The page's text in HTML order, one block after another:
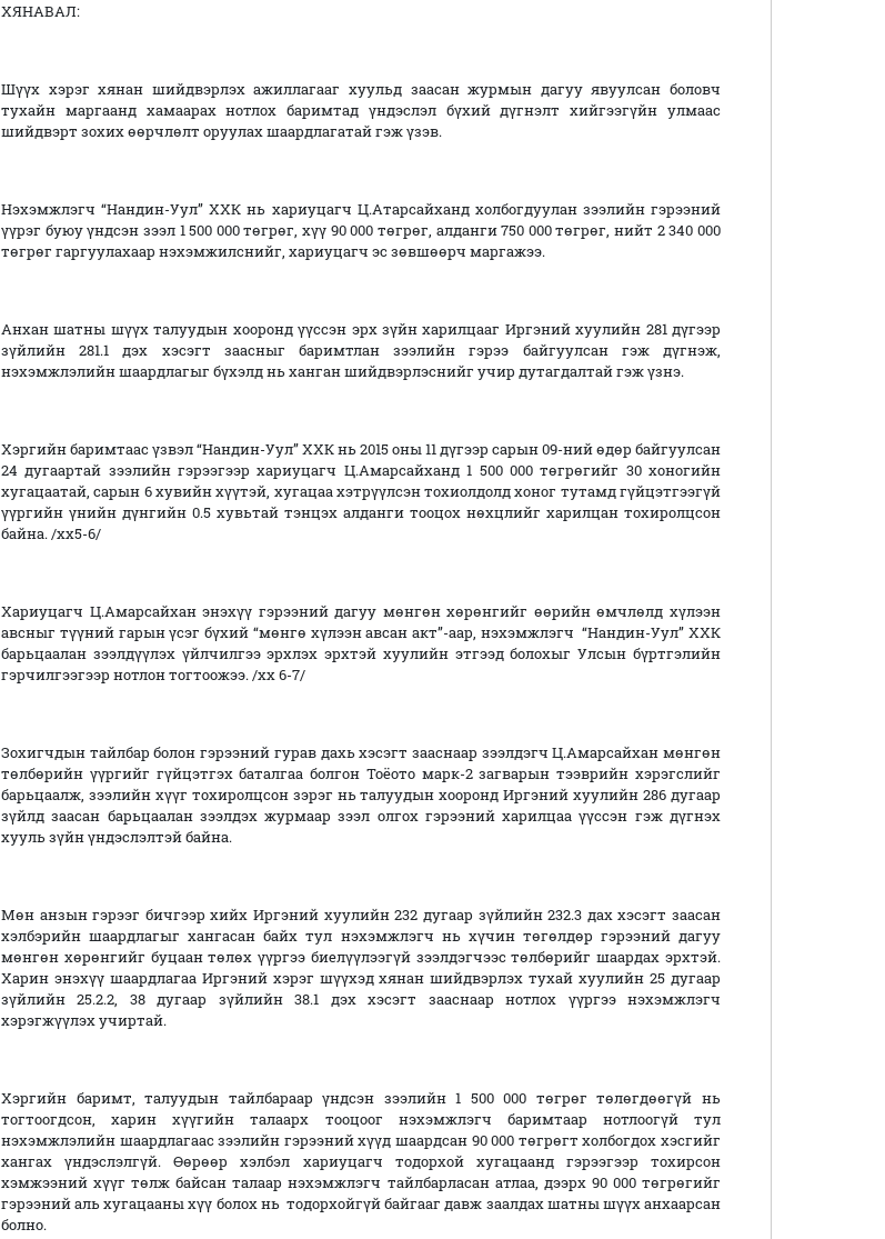
ХЯНАВАЛ:
Шүүх хэрэг хянан шийдвэрлэх ажиллагааг хуульд заасан журмын дагуу явуулсан боловч
тухайн маргаанд хамаарах нотлох баримтад үндэслэл бүхий дүгнэлт хийгээгүйн улмаас
шийдвэрт зохих өөрчлөлт оруулах шаардлагатай гэж үзэв.
Нэхэмжлэгч “Нандин-Уул” ХХК нь хариуцагч Ц.Атарсайханд холбогдуулан зээлийн гэрээний
үүрэг буюу үндсэн зээл 1 500 000 төгрөг, хүү 90 000 төгрөг, алданги 750 000 төгрөг, нийт 2 340 000
төгрөг гаргуулахаар нэхэмжилснийг, хариуцагч эс зөвшөөрч маргажээ.
Анхан шатны шүүх талуудын хооронд үүссэн эрх зүйн харилцааг Иргэний хуулийн 281 дүгээр
зүйлийн 281.1 дэх хэсэгт заасныг баримтлан зээлийн гэрээ байгуулсан гэж дүгнэж,
нэхэмжлэлийн шаардлагыг бүхэлд нь ханган шийдвэрлэснийг учир дутагдалтай гэж үзнэ.
Хэргийн баримтаас үзвэл “Нандин-Уул” ХХК нь 2015 оны 11 дүгээр сарын 09-ний өдөр байгуулсан
24 дугаартай зээлийн гэрээгээр хариуцагч Ц.Амарсайханд 1 500 000 төгрөгийг 30 хоногийн
хугацаатай, сарын 6 хувийн хүүтэй, хугацаа хэтрүүлсэн тохиолдолд хоног тутамд гүйцэтгээгүй
үүргийн үнийн дүнгийн 0.5 хувьтай тэнцэх алданги тооцох нөхцлийг харилцан тохиролцсон
байна. /хх5-6/
Хариуцагч Ц.Амарсайхан энэхүү гэрээний дагуу мөнгөн хөрөнгийг өөрийн өмчлөлд хүлээн
авсныг түүний гарын үсэг бүхий “мөнгө хүлээн авсан акт”-аар, нэхэмжлэгч “Нандин-Уул” ХХК
барьцаалан зээлдүүлэх үйлчилгээ эрхлэх эрхтэй хуулийн этгээд болохыг Улсын бүртгэлийн
гэрчилгээгээр нотлон тогтоожээ. /хх 6-7/
Зохигчдын тайлбар болон гэрээний гурав дахь хэсэгт зааснаар зээлдэгч Ц.Амарсайхан мөнгөн
төлбөрийн үүргийг гүйцэтгэх баталгаа болгон Тоёото марк-2 загварын тээврийн хэрэгслийг
барьцаалж, зээлийн хүүг тохиролцсон зэрэг нь талуудын хооронд Иргэний хуулийн 286 дугаар
зүйлд заасан барьцаалан зээлдэх журмаар зээл олгох гэрээний харилцаа үүссэн гэж дүгнэх
хууль зүйн үндэслэлтэй байна.
Мөн анзын гэрээг бичгээр хийх Иргэний хуулийн 232 дугаар зүйлийн 232.3 дах хэсэгт заасан
хэлбэрийн шаардлагыг хангасан байх тул нэхэмжлэгч нь хүчин төгөлдөр гэрээний дагуу
мөнгөн хөрөнгийг буцаан төлөх үүргээ биелүүлээгүй зээлдэгчээс төлбөрийг шаардах эрхтэй.
Харин энэхүү шаардлагаа Иргэний хэрэг шүүхэд хянан шийдвэрлэх тухай хуулийн 25 дугаар
зүйлийн 25.2.2, 38 дугаар зүйлийн 38.1 дэх хэсэгт зааснаар нотлох үүргээ нэхэмжлэгч
хэрэгжүүлэх учиртай.
Хэргийн баримт, талуудын тайлбараар үндсэн зээлийн 1 500 000 төгрөг төлөгдөөгүй нь
тогтоогдсон, харин хүүгийн талаарх тооцоог нэхэмжлэгч баримтаар нотлоогүй тул
нэхэмжлэлийн шаардлагаас зээлийн гэрээний хүүд шаардсан 90 000 төгрөгт холбогдох хэсгийг
хангах үндэслэлгүй. Өөрөөр хэлбэл хариуцагч тодорхой хугацаанд гэрээгээр тохирсон
хэмжээний хүүг төлж байсан талаар нэхэмжлэгч тайлбарласан атлаа, дээрх 90 000 төгрөгийг
гэрээний аль хугацааны хүү болох нь тодорхойгүй байгааг давж заалдах шатны шүүх анхаарсан
болно.